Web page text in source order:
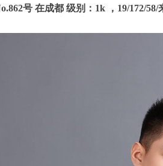
号 在成都 级别：1k ， 19/172/